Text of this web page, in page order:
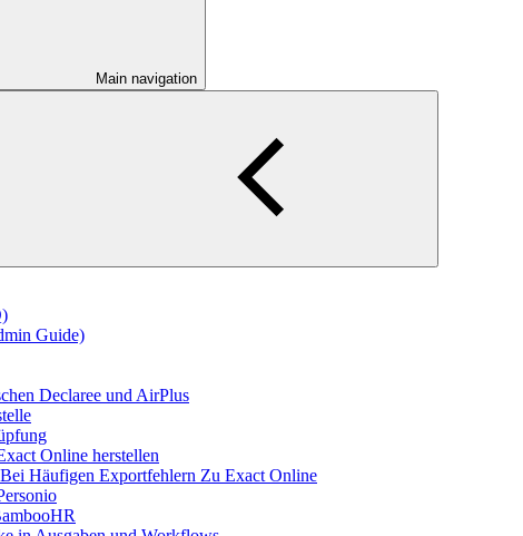
Main navigation
Guide)
Declaree und AirPlus
Online herstellen
Häufigen Exportfehlern Zu Exact Online